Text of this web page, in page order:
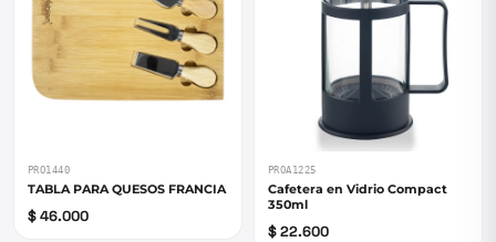
PRO1440
TABLA PARA QUESOS FRANCIA
$ 46.000
PROA1225
Cafetera en Vidrio Compact
350ml
$ 22.600